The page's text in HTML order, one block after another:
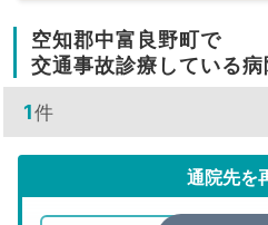
空知郡中富良野町で
交通事故診療している
1件
通院先を